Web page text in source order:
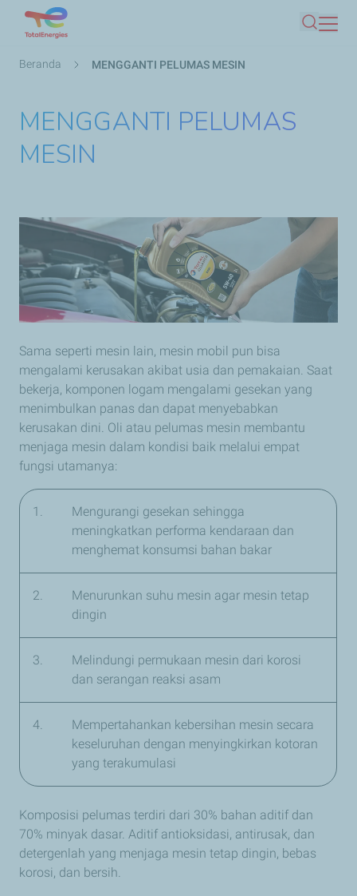
isi
Mencari
Breadcrumb
Beranda MENGGANTI PELUMAS MESIN
MENGGANTI PELUMAS
MESIN
Sama seperti mesin lain, mesin mobil pun bisa
mengalami kerusakan akibat usia dan pemakaian. Saat
bekerja, komponen logam mengalami gesekan yang
menimbulkan panas dan dapat menyebabkan
kerusakan dini. Oli atau pelumas mesin membantu
menjaga mesin dalam kondisi baik melalui empat
fungsi utamanya:
1.
Mengurangi gesekan sehingga
meningkatkan performa kendaraan dan
menghemat konsumsi bahan bakar
2.
Menurunkan suhu mesin agar mesin tetap
dingin
3.
Melindungi permukaan mesin dari korosi
dan serangan reaksi asam
4.
Mempertahankan kebersihan mesin secara
keseluruhan dengan menyingkirkan kotoran
yang terakumulasi
Komposisi pelumas terdiri dari 30% bahan aditif dan
70% minyak dasar. Aditif antioksidasi, antirusak, dan
detergenlah yang menjaga mesin tetap dingin, bebas
korosi, dan bersih.